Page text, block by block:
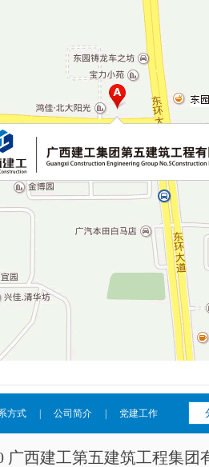
方式 公司简介 党建工作
广西建工第五建筑工程集